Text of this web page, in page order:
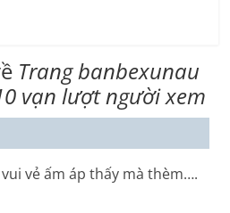
Trang banbexunau
vạn lượt người xem
vẻ ấm áp thấy mà thèm….